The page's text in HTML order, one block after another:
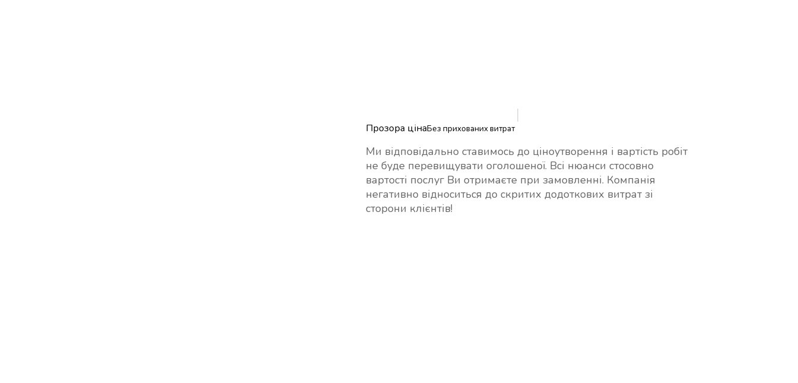
Прозора цінаБез прихованих витрат
Ми відповідально ставимось до ціноутворення і вартість робіт
не буде перевищувати оголошеної. Всі нюанси стосовно
вартості послуг Ви отримаєте при замовленні. Компанія
негативно відноситься до скритих додоткових витрат зі
сторони клієнтів!